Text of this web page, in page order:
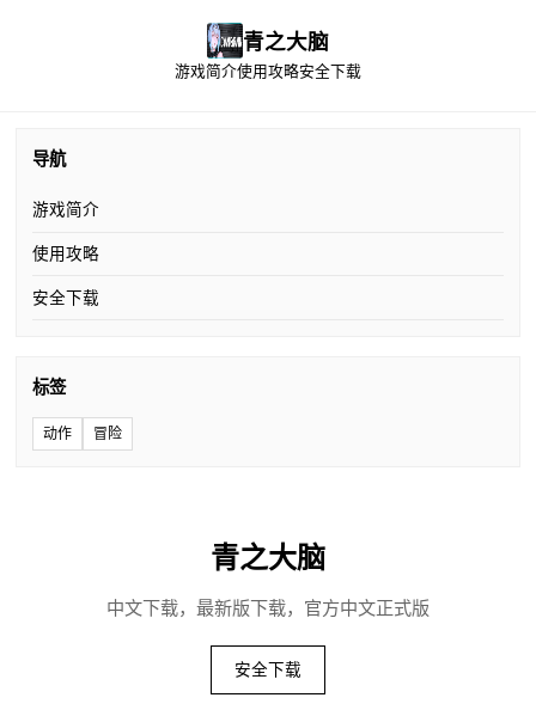
青之大脑
游戏简介使用攻略安全下载
导航
游戏简介
使用攻略
安全下载
标签
动作 冒险
青之大脑
中文下载，最新版下载，官方中文正式版
安全下载